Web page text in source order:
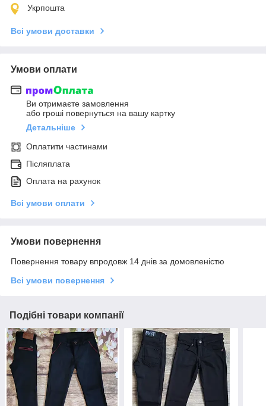
Укрпошта
Всі умови доставки
Умови оплати
Ви отримаєте замовлення
або гроші повернуться на вашу картку
Детальніше
Оплатити частинами
Післяплата
Оплата на рахунок
Всі умови оплати
Умови повернення
Повернення товару впродовж 14 днів за домовленістю
Всі умови повернення
Подібні товари компанії